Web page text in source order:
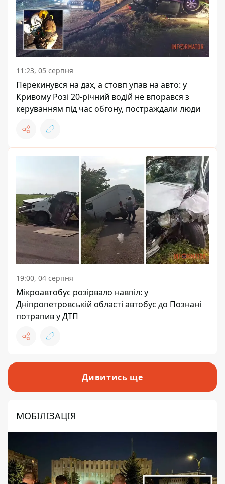
11:23, 05 серпня
Перекинувся на дах, а стовп упав на авто: у
Кривому Розі 20-річний водій не впорався з
керуванням під час обгону, постраждали люди
19:00, 04 серпня
Мікроавтобус розірвало навпіл: у
Дніпропетровській області автобус до Познані
потрапив у ДТП
Дивитись ще
МОБІЛІЗАЦІЯ